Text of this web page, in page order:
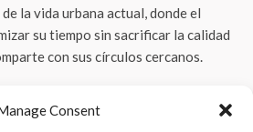
Consent
la vida urbana actual, donde el
su tiempo sin sacrificar la calidad
con sus círculos cercanos.
de Manzanas de